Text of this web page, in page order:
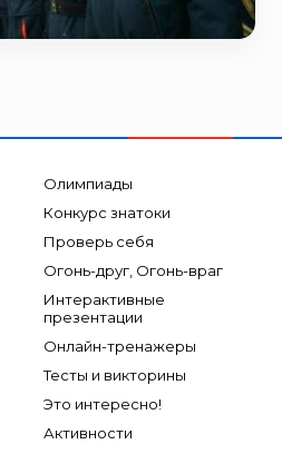
Олимпиады
Конкурс знатоки
Проверь себя
Огонь-друг, Огонь-враг
Интерактивные
презентации
Онлайн-тренажеры
Тесты и викторины
Это интересно!
Активности